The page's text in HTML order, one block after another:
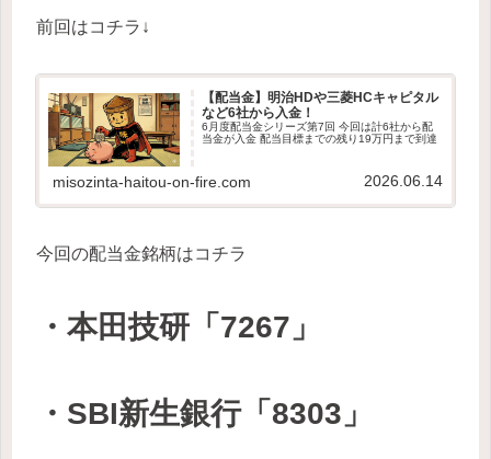
前回はコチラ↓
【配当金】明治HDや三菱HCキャピタル
など6社から入金！
6月度配当金シリーズ第7回 今回は計6社から配
当金が入金 配当目標までの残り19万円まで到達
misozinta-haitou-on-fire.com 2026.06.14
今回の配当金銘柄はコチラ
・本田技研「7267」
・SBI新生銀行「8303」